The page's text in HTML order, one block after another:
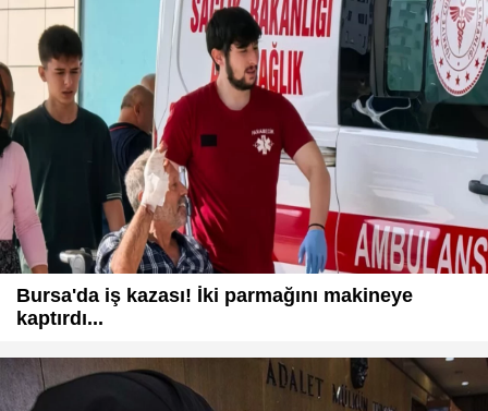
Bursa'da iş kazası! İki parmağını makineye
kaptırdı...